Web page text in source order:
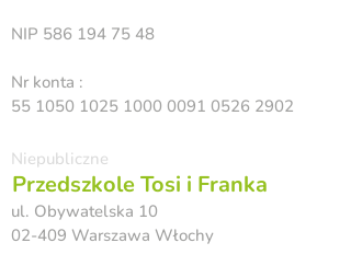
NIP 586 194 75 48
Nr konta :
55 1050 1025 1000 0091 0526 2902
Niepubliczne
Przedszkole Tosi i Franka
ul. Obywatelska 10
02-409 Warszawa Włochy